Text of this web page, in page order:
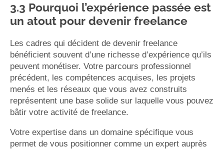
3.3 Pourquoi l’expérience passée est
un atout pour devenir freelance
Les cadres qui décident de devenir freelance
bénéficient souvent d’une richesse d’expérience qu’ils
peuvent monétiser. Votre parcours professionnel
précédent, les compétences acquises, les projets
menés et les réseaux que vous avez construits
représentent une base solide sur laquelle vous pouvez
bâtir votre activité de freelance.
Votre expertise dans un domaine spécifique vous
permet de vous positionner comme un expert auprès